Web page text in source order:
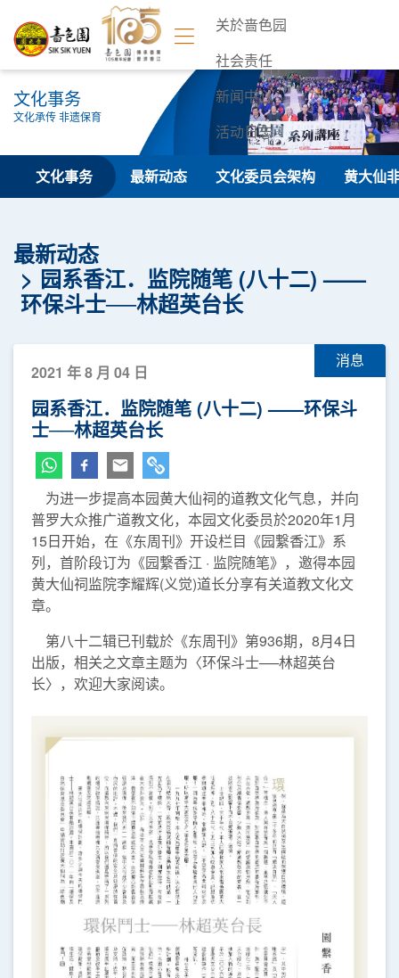
关於啬色园
社会责任
新闻中心
活动日志
联络我们
文化事务
文化承传 非遗保育
文化事务 最新动态 文化委员会架构 黄大仙
最新动态
园系香江．监院随笔 (八十二) ——
环保斗士──林超英台长
消息
2021 年 8 月 04 日
园系香江．监院随笔 (八十二) ——环保斗
士──林超英台长
为进一步提高本园黄大仙祠的道教文化气息，并向
普罗大众推广道教文化，本园文化委员於2020年1月
15日开始，在《东周刊》开设栏目《园繋香江》系
列，首阶段订为《园繋香江 · 监院随笔》，邀得本园
黄大仙祠监院李耀辉(义觉)道长分享有关道教文化文
章。
第八十二辑已刊载於《东周刊》第936期，8月4日
出版，相关之文章主题为〈环保斗士──林超英台
长〉，欢迎大家阅读。